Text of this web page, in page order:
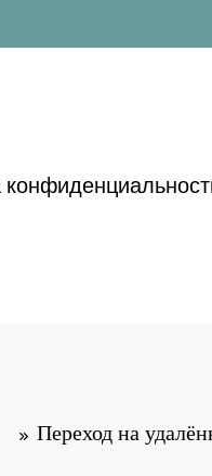
Переход на